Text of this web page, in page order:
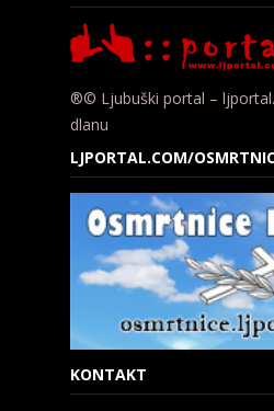
®© Ljubuški portal –
dlanu
LJPORTAL.COM/
KONTAKT